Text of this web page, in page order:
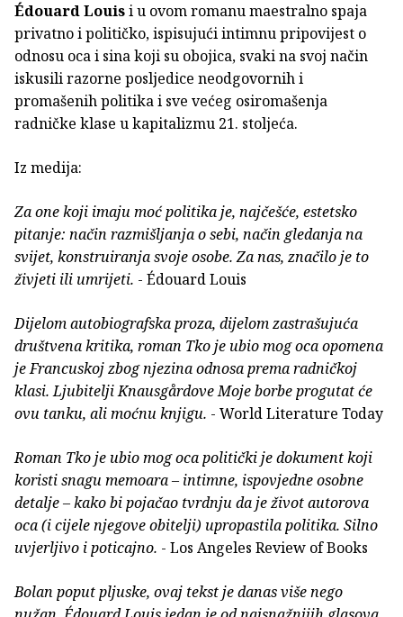
Édouard Louisi u ovom romanu maestralno spaja
privatno i političko, ispisujući intimnu pripovijest o
odnosu oca i sina koji su obojica, svaki na svoj način
iskusili razorne posljedice neodgovornih i
promašenih politika i sve većeg osiromašenja
radničke klase u kapitalizmu 21. stoljeća.
Iz medija:
Za one koji imaju moć politika je, najčešće, estetsko
pitanje: način razmišljanja o sebi, način gledanja na
svijet, konstruiranja svoje osobe. Za nas, značilo je to
živjeti ili umrijeti. - Édouard Louis
Dijelom autobiografska proza, dijelom zastrašujuća
društvena kritika, roman Tko je ubio mog oca opomena
je Francuskoj zbog njezina odnosa prema radničkoj
klasi. Ljubitelji Knausgårdove Moje borbe progutat će
ovu tanku, ali moćnu knjigu. - World Literature Today
Roman Tko je ubio mog oca politički je dokument koji
koristi snagu memoara – intimne, ispovjedne osobne
detalje – kako bi pojačao tvrdnju da je život autorova
oca (i cijele njegove obitelji) upropastila politika. Silno
uvjerljivo i poticajno. - Los Angeles Review of Books
Bolan poput pljuske, ovaj tekst je danas više nego